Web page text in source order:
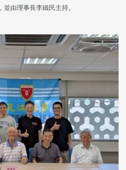
由理事長李鐵民主持。